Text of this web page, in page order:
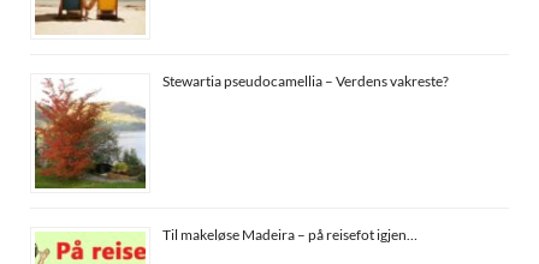
Stewartia pseudocamellia – Verdens vakreste?
Til makeløse Madeira – på reisefot igjen…